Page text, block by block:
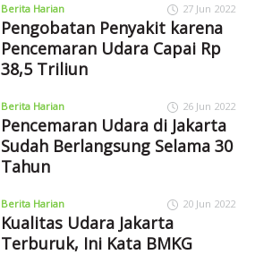
Berita Harian 27 Jun 2022
Pengobatan Penyakit karena
Pencemaran Udara Capai Rp
38,5 Triliun
Berita Harian 26 Jun 2022
Pencemaran Udara di Jakarta
Sudah Berlangsung Selama 30
Tahun
Berita Harian 20 Jun 2022
Kualitas Udara Jakarta
Terburuk, Ini Kata BMKG